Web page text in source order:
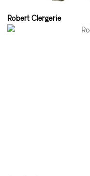
Robert Clergerie